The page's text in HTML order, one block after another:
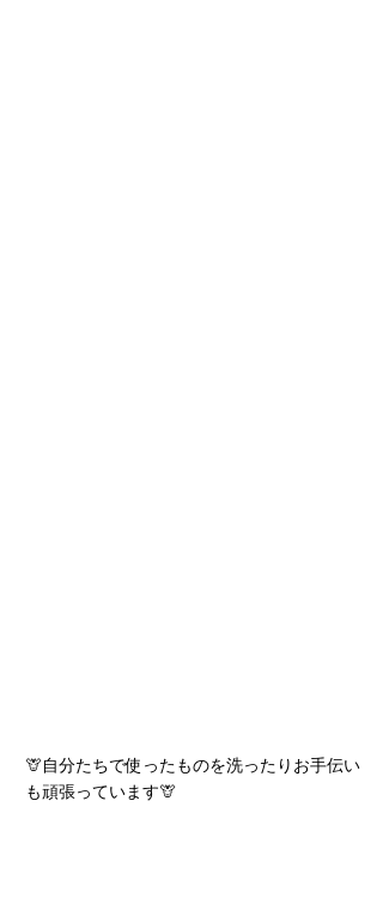
🦒自分たちで使ったものを洗ったりお手伝い
も頑張っています🦒